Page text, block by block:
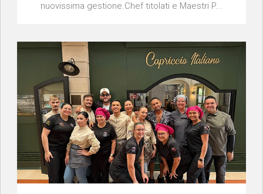
nuovissima gestione.Chef titolati e Maestri P...